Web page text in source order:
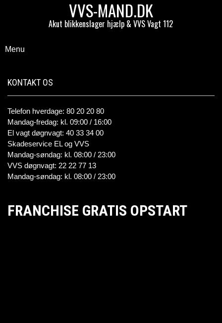
VVS-MAND.DK
Akut blikkenslager hjælp & VVS Vagt 112
Menu
KONTAKT OS
Telefon hverdage: 80 20 20 80
Mandag-fredag: kl. 09:00 / 16:00
El vagt døgnvagt: 40 33 34 00
Skadeservice EL og VVS
Mandag-søndag: kl. 08:00 / 23:00
VVS døgnvagt: 22 22 77 13
Mandag-søndag: kl. 08:00 / 23:00
FRANCHISE GRATIS OPSTART